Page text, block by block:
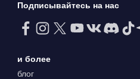
Подписывайтесь на нас
и более
блог